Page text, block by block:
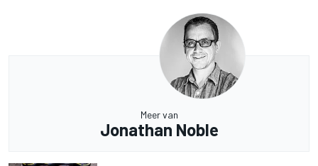
Meer van
Jonathan Noble